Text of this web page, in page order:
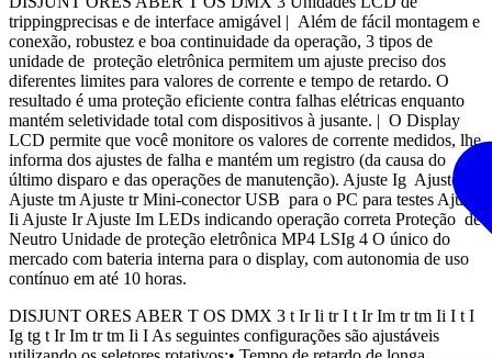
trippingprecisas e de interface amigável | Além de fácil montagem e
conexão, robustez e boa continuidade da operação, 3 tipos de
unidade de proteção eletrônica permitem um ajuste preciso dos
diferentes limites para valores de corrente e tempo de retardo. O
resultado é uma proteção eficiente contra falhas elétricas enquanto
mantém seletividade total com dispositivos à jusante. | O Display
LCD permite que você monitore os valores de corrente medidos, lhe
informa dos ajustes de falha e mantém um registro (da causa do
último disparo e das operações de manutenção). Ajuste Ig Ajuste tg
Ajuste tm Ajuste tr Mini-conector USB para o PC para testes Ajuste
Ii Ajuste Ir Ajuste Im LEDs indicando operação correta Proteção de
Neutro Unidade de proteção eletrônica MP4 LSIg 4 O único do
mercado com bateria interna para o display, com autonomia de uso
contínuo em até 10 horas.
DISJUNT ORES ABER T OS DMX 3 t Ir Ii tr I t Ir Im tr tm Ii I t I
Ig tg t Ir Im tr tm Ii I As seguintes configurações são ajustáveis